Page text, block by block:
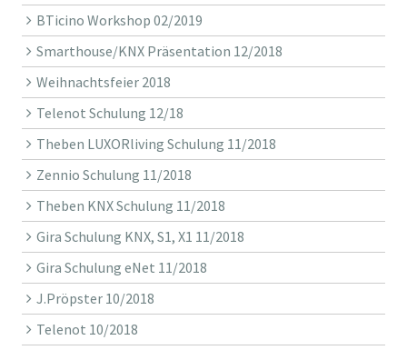
BTicino Workshop 02/2019
Smarthouse/KNX Präsentation 12/2018
Weihnachtsfeier 2018
Telenot Schulung 12/18
Theben LUXORliving Schulung 11/2018
Zennio Schulung 11/2018
Theben KNX Schulung 11/2018
Gira Schulung KNX, S1, X1 11/2018
Gira Schulung eNet 11/2018
J.Pröpster 10/2018
Telenot 10/2018